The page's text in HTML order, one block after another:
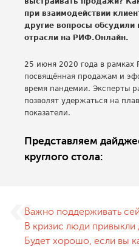
при взаимодействии
другие вопросы обсудили
отрасли на РИФ.Онлайн.
25 июня 2020 года в
посвящённая продажам и
время пандемии. Эксперты
позволят удержаться на
показатели.
Представляем
круглого стола:
Важно поддерживать
В кризис люди
Будет хорошо, если вы